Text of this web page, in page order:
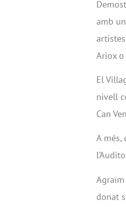
amb
Ariox o
El
nivell
Can
A més,
donat